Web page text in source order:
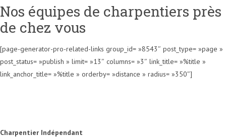
Nos équipes de charpentiers près
de chez vous
[page-generator-pro-related-links group_id= »8543″ post_type= »page »
post_status= »publish » limit= »13″ columns= »3″ link_title= »%title »
link_anchor_title= »%title » orderby= »distance » radius= »350″]
Charpentier Indépendant